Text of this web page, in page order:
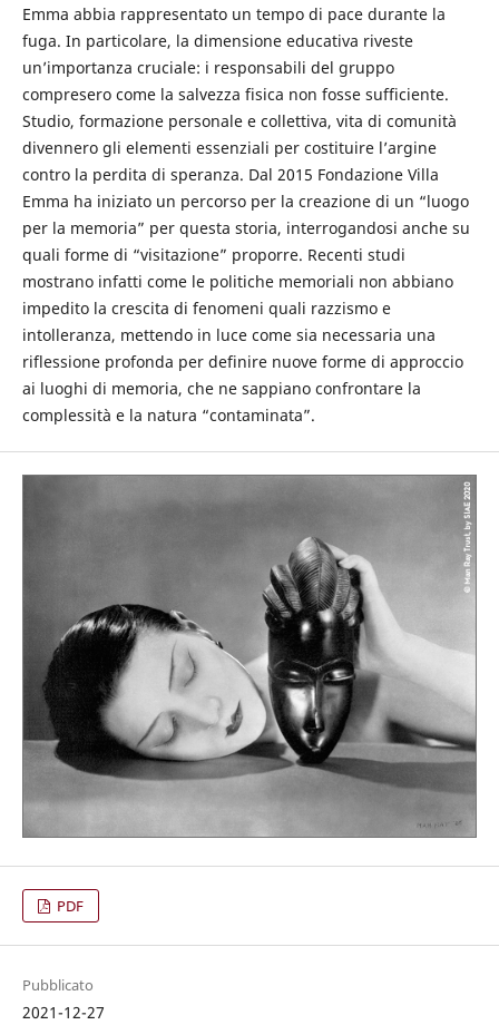
Emma abbia rappresentato un tempo di pace durante la
fuga. In particolare, la dimensione educativa riveste
un’importanza cruciale: i responsabili del gruppo
compresero come la salvezza fisica non fosse sufficiente.
Studio, formazione personale e collettiva, vita di comunità
divennero gli elementi essenziali per costituire l’argine
contro la perdita di speranza. Dal 2015 Fondazione Villa
Emma ha iniziato un percorso per la creazione di un “luogo
per la memoria” per questa storia, interrogandosi anche su
quali forme di “visitazione” proporre. Recenti studi
mostrano infatti come le politiche memoriali non abbiano
impedito la crescita di fenomeni quali razzismo e
intolleranza, mettendo in luce come sia necessaria una
riflessione profonda per definire nuove forme di approccio
ai luoghi di memoria, che ne sappiano confrontare la
complessità e la natura “contaminata”.
PDF
Pubblicato
2021-12-27